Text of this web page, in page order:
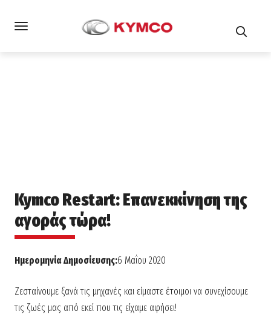
Kymco Restart: Επανεκκίνηση της
αγοράς τώρα!
Ημερομηνία Δημοσίευσης:6 Μαΐου 2020
Ζεσταίνουμε ξανά τις μηχανές και είμαστε έτοιμοι να συνεχίσουμε
τις ζωές μας από εκεί που τις είχαμε αφήσει!